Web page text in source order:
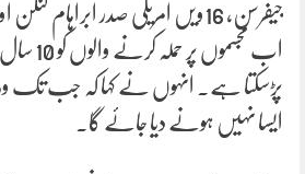
جیفرسن، 16ویں امریکی صدر ابراہام
اب مجسموں
پڑسکتا ہے۔ انہوں نے کہا کہ جب
ایسا نہیں ہونے دیا جائے گا۔